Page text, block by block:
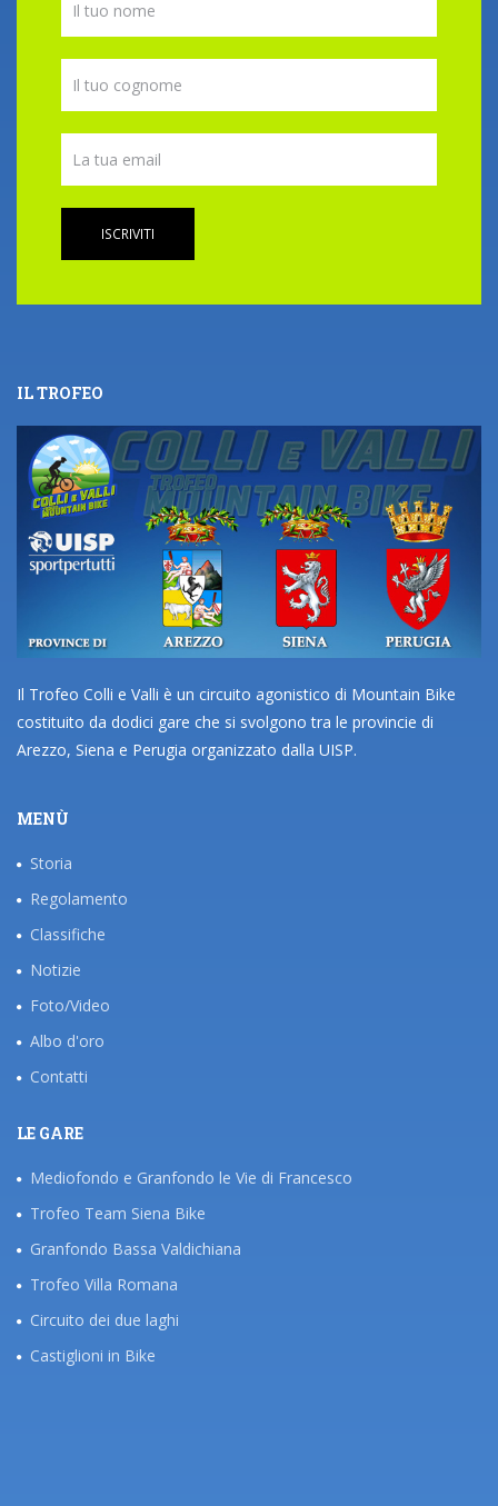
ISCRIVITI
IL TROFEO
Il Trofeo Colli e Valli è un circuito agonistico di Mountain Bike
costituito da dodici gare che si svolgono tra le provincie di
Arezzo, Siena e Perugia organizzato dalla UISP.
MENÙ
Storia
Regolamento
Classifiche
Notizie
Foto/Video
Albo d'oro
Contatti
LE GARE
Mediofondo e Granfondo le Vie di Francesco
Trofeo Team Siena Bike
Granfondo Bassa Valdichiana
Trofeo Villa Romana
Circuito dei due laghi
Castiglioni in Bike